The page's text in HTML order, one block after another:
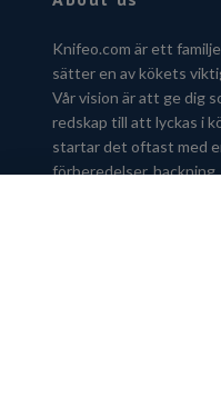
Knifeo.com är ett
sätter en av kökets
Vår vision är att ge dig
redskap till att lyckas i
startar det oftast med
förberedelser,